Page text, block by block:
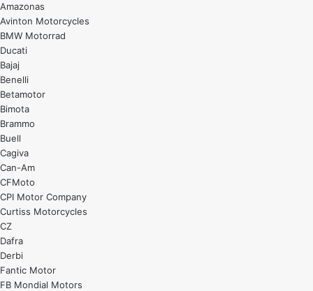
Amazonas
Avinton Motorcycles
BMW Motorrad
Ducati
Bajaj
Benelli
Betamotor
Bimota
Brammo
Buell
Cagiva
Can-Am
CFMoto
CPI Motor Company
Curtiss Motorcycles
CZ
Dafra
Derbi
Fantic Motor
FB Mondial Motors